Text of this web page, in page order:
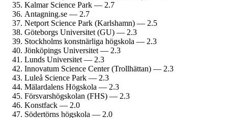
Kalmar Science Park — 2.7
Antagning.se — 2.7
Netport Science Park (Karlshamn) — 2.5
Göteborgs Universitet (GU) — 2.3
Stockholms konstnärliga högskola — 2.3
Jönköpings Universitet — 2.3
Lunds Universitet — 2.3
Innovatum Science Center (Trollhättan) — 2.3
Luleå Science Park — 2.3
Mälardalens Högskola — 2.3
Försvars­högskolan (FHS) — 2.3
Konstfack — 2.0
Södertörns högskola — 2.0